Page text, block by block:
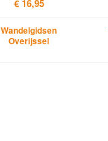
€ 16,95
Wandelgidsen
Overijssel